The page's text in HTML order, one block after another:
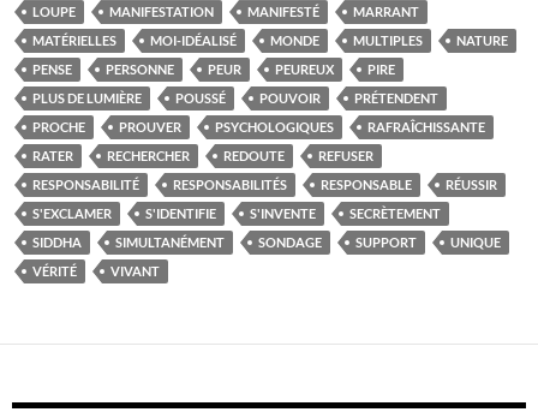
LOUPE
MANIFESTATION MANIFESTÉ
MARRANT
MATÉRIELLES
MOI-IDÉALISÉ MONDE MULTIPLES
NATURE
PENSE
PERSONNE PEUR PEUREUX
PIRE
PLUS DE LUMIÈRE
POUSSÉ POUVOIR
PRÉTENDENT
PROCHE
PROUVER PSYCHOLOGIQUES
RAFRAÎCHISSANTE
RATER
RECHERCHER REDOUTE
REFUSER
RESPONSABILITÉ
RESPONSABILITÉS RESPONSABLE
RÉUSSIR
S'EXCLAMER
S'IDENTIFIE S'INVENTE
SECRÈTEMENT
SIDDHA
SIMULTANÉMENT SONDAGE SUPPORT
UNIQUE
VÉRITÉ
VIVANT